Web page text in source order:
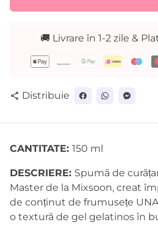
🚚 Livrare în 1-2 zile &
Metode
plată
share Distribuie
CANTITATE: 150 ml
DESCRIERE: Spumă de
Master de la Mixsoon, creat
de conținut de frumusețe
o textură de gel gelatinos în